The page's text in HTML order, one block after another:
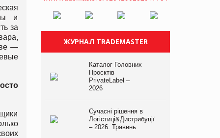
и
за
—
ЖУРНАЛ TRADEMASTER
Каталог Головних
Проєктів
PrivateLabel –
2026
Сучасні рішення в
Логістиці&Дистрибуції
– 2026. Травень